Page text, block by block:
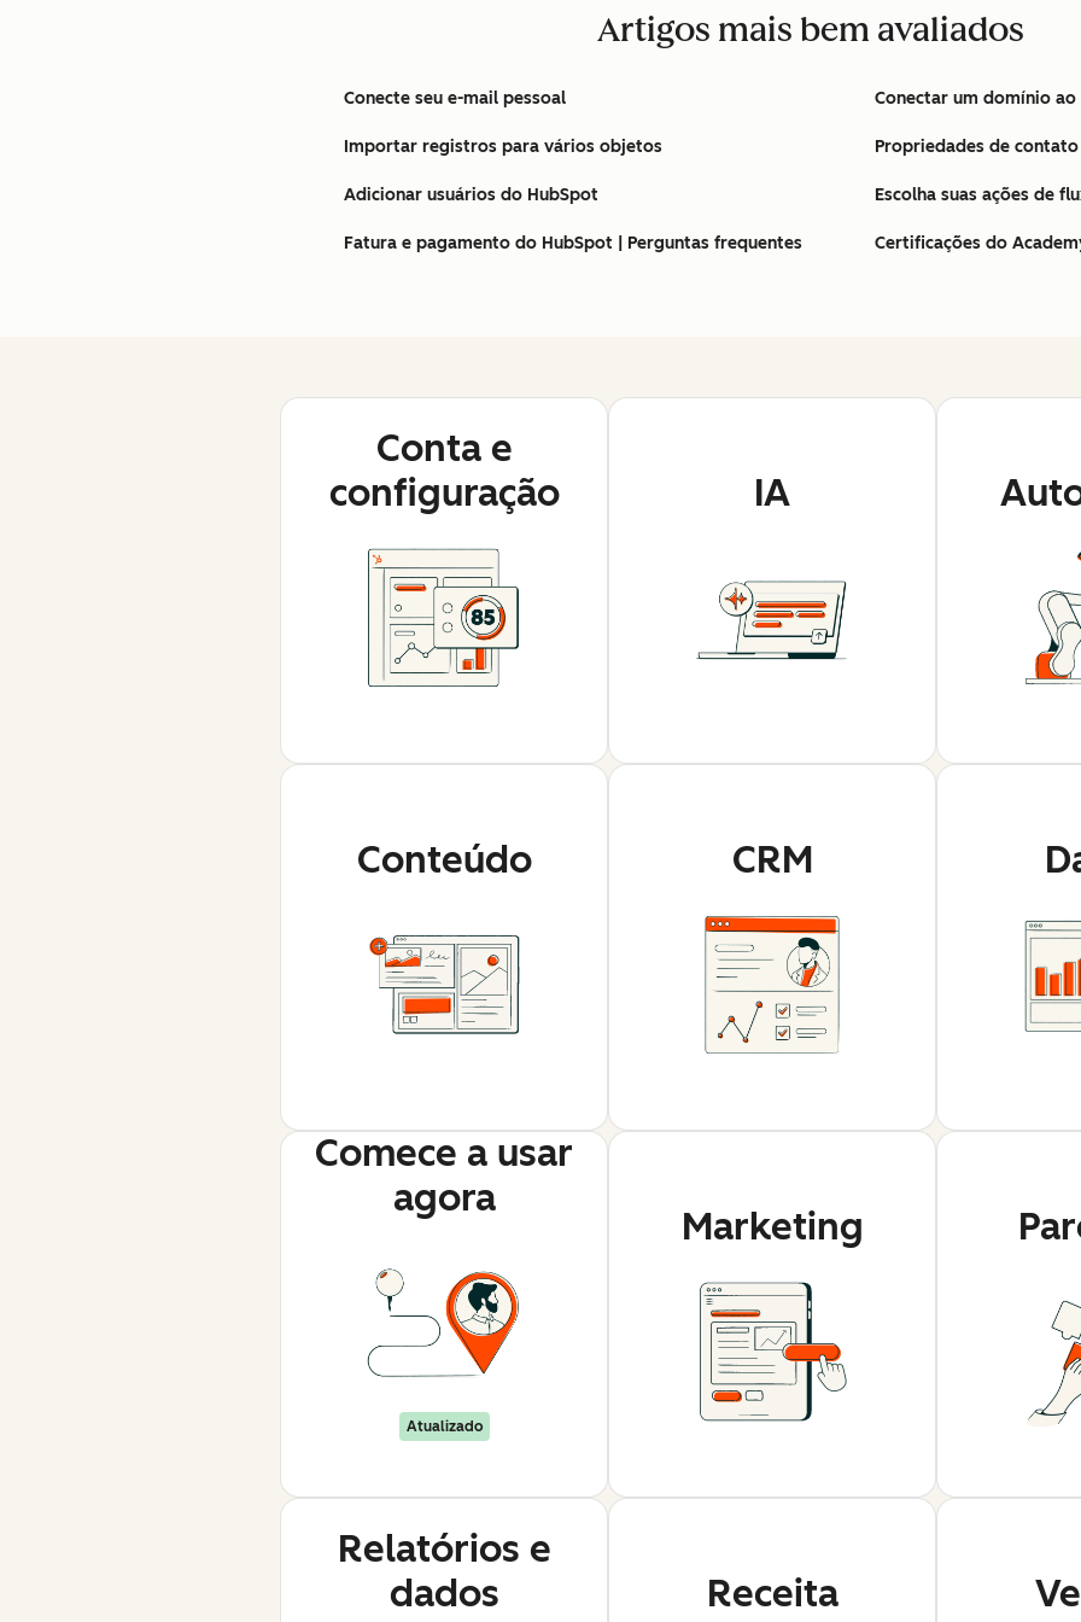
Artigos mais bem avaliados
Conecte seu e-mail pessoal
Importar registros para vários objetos
Adicionar usuários do HubSpot
Fatura e pagamento do HubSpot | Perguntas frequentes
Conectar um domínio ao
Propriedades de
Escolha suas ações de
Certificações do
Conta e
configuração
IA
Conteúdo CRM
Atualizado
Comece a usar
agora
Marketing
Relatórios e
dados
Receita